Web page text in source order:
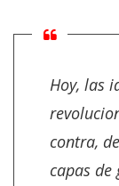
Hoy, las
contra,
capas de